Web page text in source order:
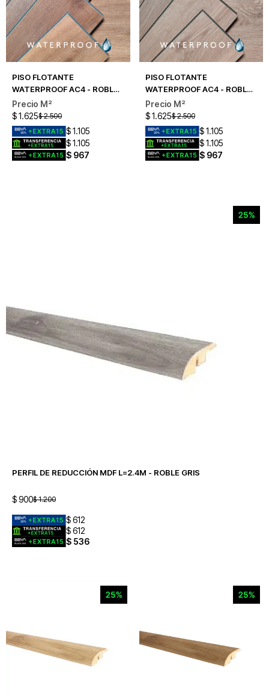
PISO FLOTANTE
WATERPROOF AC4 - ROBLE
EUROPEO
$1.625$ 2.500
$1.105
$1.105
$ 967
PISO FLOTANTE
WATERPROOF AC4 - ROBLE
FRANCÉS
$ 1.625$ 2.500
$ 1.105
$ 1.105
$ 967
PERFIL DE REDUCCIÓN MDF L=2.4M - ROBLE GRIS
$900$ 1.200
$612
$612
$ 536